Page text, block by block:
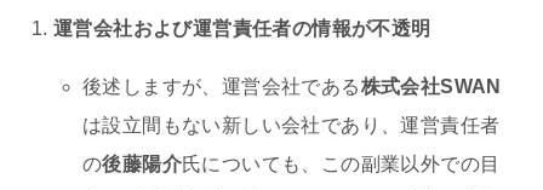
運営会社および運営責任者の情報が不透明
後述しますが、運営会社である株式会社SWAN
は設立間もない新しい会社であり、運営責任者
の後藤陽介氏についても、この副業以外での目